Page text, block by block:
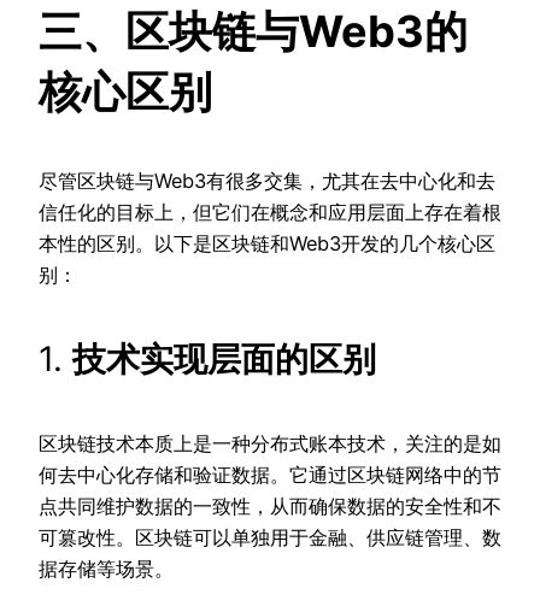
三、区块链与Web3的
核心区别
尽管区块链与Web3有很多交集，尤其在去中心化和去
信任化的目标上，但它们在概念和应用层面上存在着根
本性的区别。以下是区块链和Web3开发的几个核心区
别：
1.技术实现层面的区别
区块链技术本质上是一种分布式账本技术，关注的是如
何去中心化存储和验证数据。它通过区块链网络中的节
点共同维护数据的一致性，从而确保数据的安全性和不
可篡改性。区块链可以单独用于金融、供应链管理、数
据存储等场景。